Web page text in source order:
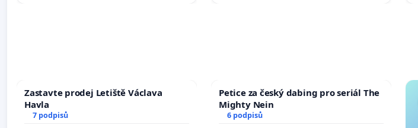
Zastavte prodej Letiště Václava
Havla
7 podpisů
Petice za český dabing pro seriál The
Mighty Nein
6 podpisů